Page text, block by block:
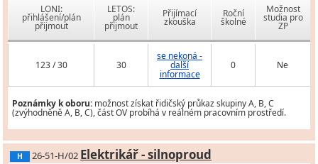
LONI:
přihlášení/plán
přijmout
LETOS:
plán
přijmout
Přijímací
zkouška
Roční
školné
Možnost
studia pro
ZP
123 / 30 30
se nekoná -
další
informace
0 Ne
Poznámky k oboru: možnost získat řidičský průkaz skupiny A, B, C
(zvýhodněně A, B, C), část OV probíhá v reálném pracovním prostředí.
H 26-51-H/02 Elektrikář - silnoproud